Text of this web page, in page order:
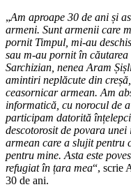
„Am aproape 30 de ani și
armeni. Sunt armenii care
pornit Timpul, mi-au
sau m-au pornit în
Sarchizian, nenea Aram
amintiri neplăcute din
ceasornicar armean. Am
informatică, cu norocul de
participam datorită
descotorosit de povara
armean care a slujit pentru
pentru mine. Asta este
refugiat în țara mea“, scrie
30 de ani.